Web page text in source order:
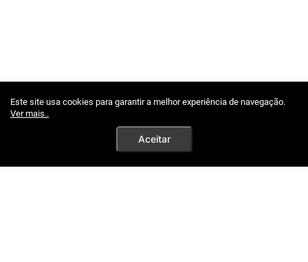
Este site usa cookies para garantir a melhor experiência de navegação.
Ver mais..
Aceitar